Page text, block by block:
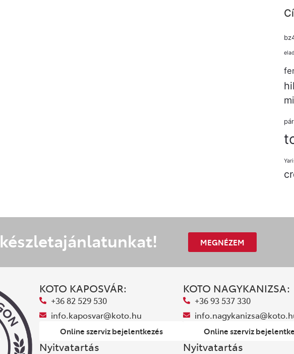
készletajánlatunkat! MEGNÉZEM
KOTO KAPOSVÁR:
+36 82 529 530
info.kaposvar@koto.hu
Online szerviz bejelentkezés
Nyitvatartás
KOTO NAGYKANIZSA:
+36 93 537 330
Online szerviz
Nyitvatartás